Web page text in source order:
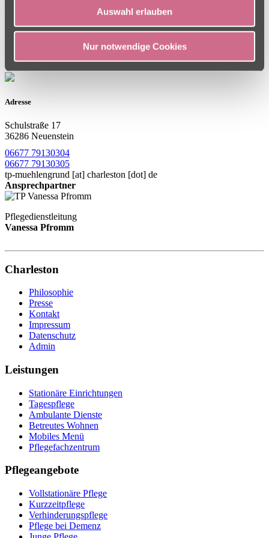
Auswahl erlauben
Nur notwendige Cookies
Angehörige können Kraft schöpfen mit dem guten Gefühl, dass der
geliebte Mensch in dem ausgewählten Charleston Wohn- und
Pflegezentren in liebevollen Händen ist. Dafür stehen in den
Häusern spezielle Pflegezimmer zur Verfügung, die je nach
Adresse
Schulstraße 17
36286 Neuenstein
06677 79130304
06677 79130305
tp-muehlengrund [at] charleston [dot] de
Ansprechpartner
Pflegedienstleitung
Vanessa Pfromm
Charleston
Philosophie
Presse
Kontakt
Impressum
Datenschutz
Admin
Leistungen
Stationäre Einrichtungen
Tagespflege
Ambulante Dienste
Betreutes Wohnen
Mobiles Menü
Pflegefachzentrum
Pflegeangebote
Vollstationäre Pflege
Kurzzeitpflege
Verhinderungspflege
Pflege bei Demenz